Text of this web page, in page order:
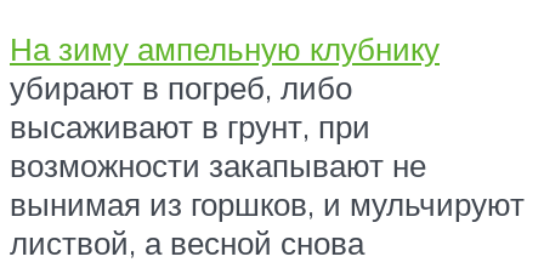
На зиму ампельную клубнику
убирают в погреб, либо
высаживают в грунт, при
возможности закапывают не
вынимая из горшков, и мульчируют
листвой, а весной снова